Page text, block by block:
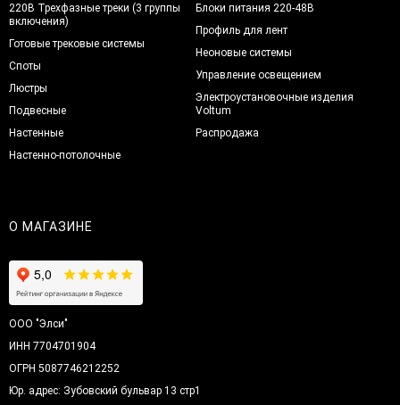
220В Трехфазные треки (3 группы
включения)
Готовые трековые системы
Споты
Люстры
Подвесные
Настенные
Настенно-потолочные
Блоки питания 220-48В
Профиль для лент
Неоновые системы
Управление освещением
Электроустановочные изделия
Voltum
Распродажа
О МАГАЗИНЕ
ООО "Элси"
ИНН 7704701904
ОГРН 5087746212252
Юр. адрес: Зубовский бульвар 13 стр1